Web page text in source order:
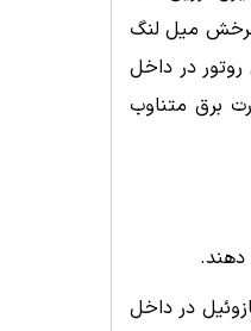
چرخش میل لنگ
در داخل
برق متناوب
دهند.
در داخل